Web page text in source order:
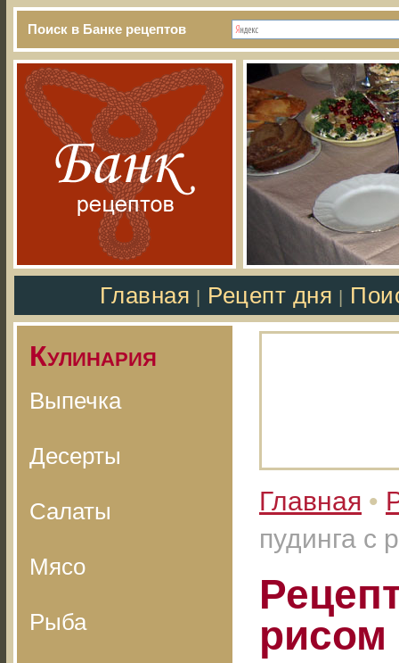
Поиск в Банке рецептов
Главная Рецепт дня
Кулинария
Выпечка
Десерты
Салаты
Мясо
Рыба
Главная •
пудинга с
рисом